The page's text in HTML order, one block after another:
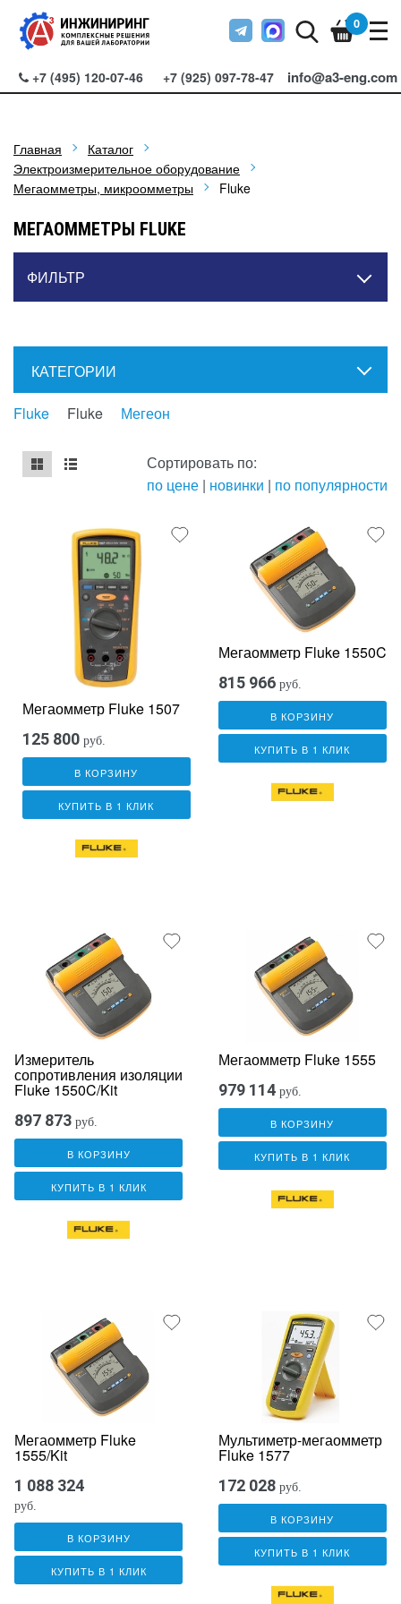
+7 (495) 120-07-46 +7 (925) 097-78-47 info@a3-eng.com
0
Главная
Каталог
Электроизмерительное оборудование
Мегаомметры, микроомметры
Fluke
МЕГАОММЕТРЫ FLUKE
ФИЛЬТР
КАТЕГОРИИ
Fluke Fluke Мегеон
mse2_chunk_default
mse2_chunk_alternate
Сортировать по:
по цене | новинки | по популярности
Мегаомметр Fluke 1507
125 800 руб.
В КОРЗИНУ
КУПИТЬ В 1 КЛИК
Мегаомметр Fluke 1550C
815 966 руб.
В КОРЗИНУ
КУПИТЬ В 1 КЛИК
Измеритель
сопротивления изоляции
Fluke 1550C/Kit
897 873 руб.
В КОРЗИНУ
КУПИТЬ В 1 КЛИК
Мегаомметр Fluke 1555
979 114 руб.
В КОРЗИНУ
КУПИТЬ В 1 КЛИК
Мегаомметр Fluke
1555/Kit
1 088 324
руб.
В КОРЗИНУ
КУПИТЬ В 1 КЛИК
Мультиметр-мегаомметр
Fluke 1577
172 028 руб.
В КОРЗИНУ
КУПИТЬ В 1 КЛИК